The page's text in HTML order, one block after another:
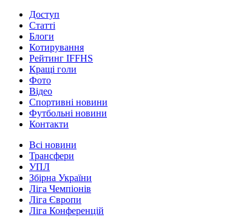
Доступ
Статті
Блоги
Котирування
Рейтинг IFFHS
Кращі голи
Фото
Відео
Спортивні новини
Футбольні новини
Контакти
Всі новини
Трансфери
УПЛ
Збірна України
Ліга Чемпіонів
Ліга Європи
Ліга Конференцій